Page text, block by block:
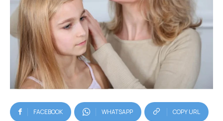
FACEBOOK WHATSAPP COPY URL